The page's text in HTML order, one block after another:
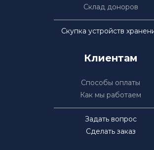
Склад доноров
Скупка устройств
Клиентам
Способы оплаты
Как мы работаем
Задать вопрос
Сделать заказ